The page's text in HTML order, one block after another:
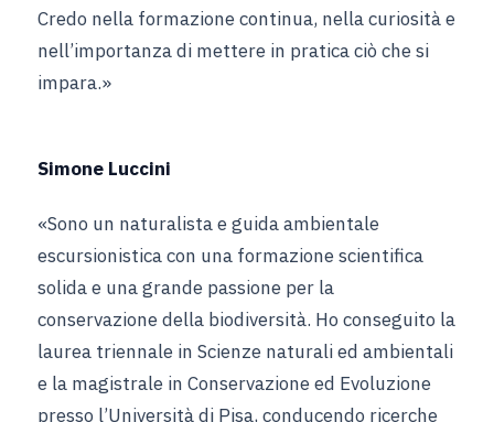
Credo nella formazione continua, nella curiosità e
nell’importanza di mettere in pratica ciò che si
impara.»
Simone Luccini
«Sono un naturalista e guida ambientale
escursionistica con una formazione scientifica
solida e una grande passione per la
conservazione della biodiversità. Ho conseguito la
laurea triennale in Scienze naturali ed ambientali
e la magistrale in Conservazione ed Evoluzione
presso l’Università di Pisa, conducendo ricerche